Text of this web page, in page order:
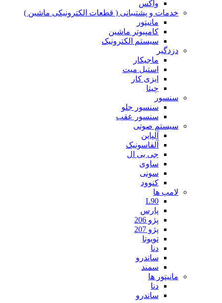
واکس
خدمات و پشتیبانی ( قطعات الکترونیکی ماشین )
مانیتور
کامپیوتر ماشین
سیستم الکترونیک
دزدگیر
ماجیکار
استیل میت
ایزی کار
چیتا
سنسور
سنسور جلو
سنسور عقب
سیستم صوتی
آلپاین
آلفاسونیک
جی بی ال
ساوی
سونی
کنوود
لامپ ها
L90
پارس
پژو 206
پژو 207
تویوتا
دنا
ساندرو
سمند
مانیتور ها
دنا
ساندرو